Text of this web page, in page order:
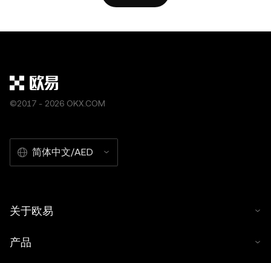
©2017 - 2026 OKX.COM
简体中文/AED
关于欧易
产品